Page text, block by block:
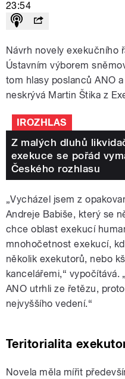
23:54
Návrh novely exekučního
Ústavním výborem
tom hlasy poslanců ANO
neskrývá Martin Štika z
IROZHLAS
Z malých dluhů
exekuce se pořád
Českého rozhlasu
„Vycházel jsem z
Andreje Babiše, který se
chce oblast exekucí
mnohočetnost exekucí,
několik exekutorů, nebo
kancelářemi,“ vypočítává.
ANO utrhli ze řetězu,
nejvyššího vedení.“
Teritorialita
Novela měla mířit